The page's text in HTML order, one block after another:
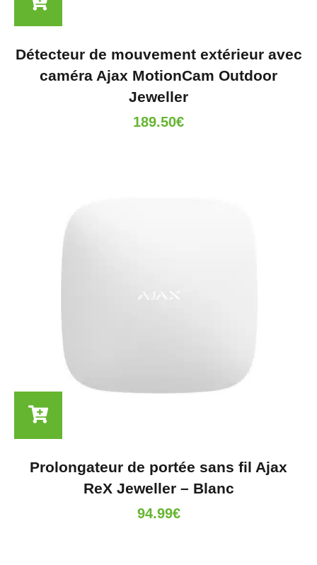
Détecteur de mouvement extérieur avec
caméra Ajax MotionCam Outdoor
Jeweller
189.50€
Prolongateur de portée sans fil Ajax
ReX Jeweller – Blanc
94.99€